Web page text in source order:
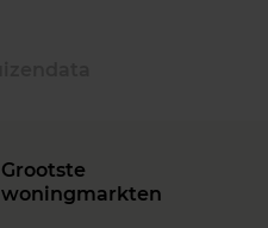
Grootste
woningmarkten